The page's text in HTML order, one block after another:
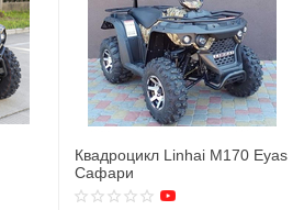
Квадроцикл Linhai M170 Eyas
Сафари